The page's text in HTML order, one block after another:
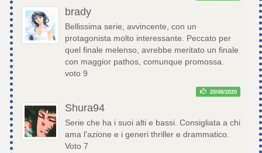
brady
Bellissima serie, avvincente, con un
protagonista molto interessante. Peccato per
quel finale melenso, avrebbe meritato un finale
con maggior pathos, comunque promossa.
voto 9
20/08/2020
Shura94
Serie che ha i suoi alti e bassi. Consigliata a chi
ama l'azione e i generi thriller e drammatico.
Voto 7